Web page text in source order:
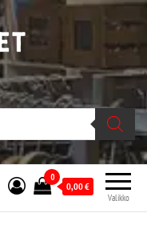
kivijalassa
Market on vaihtoehtomusaan
erikoistunut verkko- sekä
Helsingissä Kallion
sydämessä.
Valikko
0
0,00€